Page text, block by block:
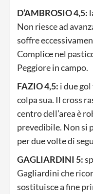
D’AMBROSIO 4,5:
Non riesce ad
soffre
Complice nel
Peggiore in campo.
FAZIO 4,5: i due
colpa sua. Il cross
centro dell’area è
prevedibile. Non si
per due volte di
GAGLIARDINI 5:
Gagliardini che
sostituisce a fine